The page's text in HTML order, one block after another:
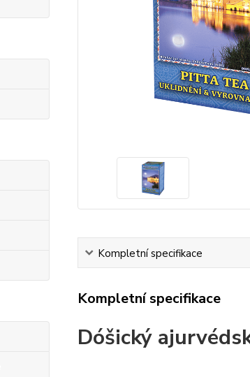
Kompletní specifikace
Kompletní specifikace
Dóšický